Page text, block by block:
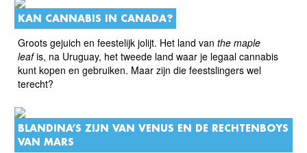
KAN CANNABIS IN CANADA?
Groots gejuich en feestelijk jolijt. Het land van the maple
leafis, na Uruguay, het tweede land waar je legaal cannabis
kunt kopen en gebruiken. Maar zijn die feestslingers wel
terecht?
BLANDINA’S ZIJN VAN VENUS EN DE RECHTENBOYS
VAN MARS